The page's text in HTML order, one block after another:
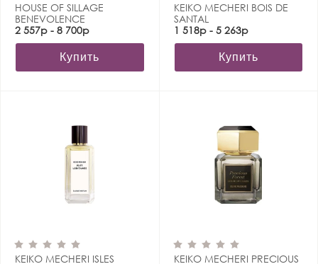
HOUSE OF SILLAGE
BENEVOLENCE
2 557р - 8 700р
Купить
KEIKO MECHERI BOIS DE
SANTAL
1 518р - 5 263р
Купить
KEIKO MECHERI ISLES
KEIKO MECHERI PRECIOUS